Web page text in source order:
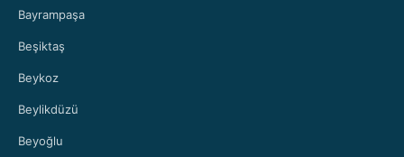
Bayrampaşa
Beşiktaş
Beykoz
Beylikdüzü
Beyoğlu